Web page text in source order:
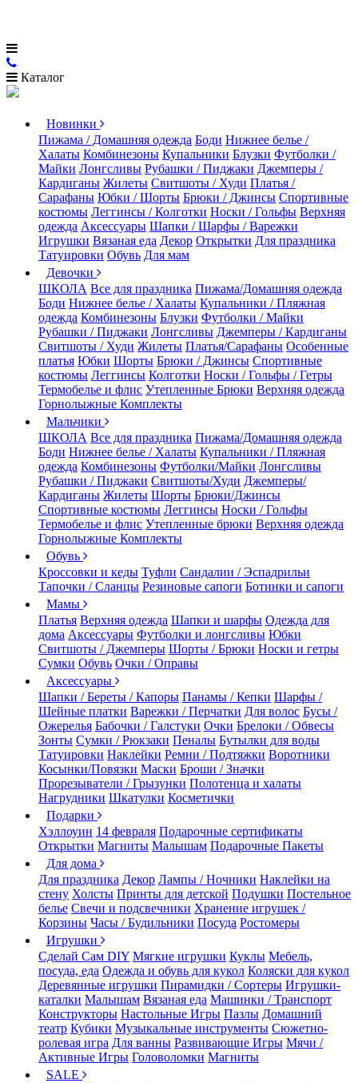
Каталог
Новинки
Пижама / Домашняя одежда Боди Нижнее белье /
Халаты Комбинезоны Купальники Блузки Футболки /
Майки Лонгсливы Рубашки / Пиджаки Джемперы /
Кардиганы Жилеты Свитшоты / Худи Платья /
Сарафаны Юбки / Шорты Брюки / Джинсы Спортивные
костюмы Леггинсы / Колготки Носки / Гольфы Верхняя
одежда Аксессуары Шапки / Шарфы / Варежки
Игрушки Вязаная еда Декор Открытки Для праздника
Татуировки Обувь Для мам
Девочки
ШКОЛА Все для праздника Пижама/Домашняя одежда
Боди Нижнее белье / Халаты Купальники / Пляжная
одежда Комбинезоны Блузки Футболки / Майки
Рубашки / Пиджаки Лонгсливы Джемперы / Кардиганы
Свитшоты / Худи Жилеты Платья/Сарафаны Особенные
платья Юбки Шорты Брюки / Джинсы Спортивные
костюмы Леггинсы Колготки Носки / Гольфы / Гетры
Термобелье и флис Утепленные Брюки Верхняя одежда
Горнолыжные Комплекты
Мальчики
ШКОЛА Все для праздника Пижама/Домашняя одежда
Боди Нижнее белье / Халаты Купальники / Пляжная
одежда Комбинезоны Футболки/Майки Лонгсливы
Рубашки / Пиджаки Свитшоты/Худи Джемперы/
Кардиганы Жилеты Шорты Брюки/Джинсы
Спортивные костюмы Леггинсы Носки / Гольфы
Термобелье и флис Утепленные брюки Верхняя одежда
Горнолыжные Комплекты
Обувь
Кроссовки и кеды Туфли Сандалии / Эспадрильи
Тапочки / Сланцы Резиновые сапоги Ботинки и сапоги
Мамы
Платья Верхняя одежда Шапки и шарфы Одежда для
дома Аксессуары Футболки и лонгсливы Юбки
Свитшоты / Джемперы Шорты / Брюки Носки и гетры
Сумки Обувь Очки / Оправы
Аксессуары
Шапки / Береты / Капоры Панамы / Кепки Шарфы /
Шейные платки Варежки / Перчатки Для волос Бусы /
Ожерелья Бабочки / Галстуки Очки Брелоки / Обвесы
Зонты Сумки / Рюкзаки Пеналы Бутылки для воды
Татуировки Наклейки Ремни / Подтяжки Воротники
Косынки/Повязки Маски Броши / Значки
Прорезыватели / Грызунки Полотенца и халаты
Нагрудники Шкатулки Косметички
Подарки
Хэллоуин 14 февраля Подарочные сертификаты
Открытки Магниты Малышам Подарочные Пакеты
Для дома
Для праздника Декор Лампы / Ночники Наклейки на
стену Холсты Принты для детской Подушки Постельное
белье Свечи и подсвечники Хранение игрушек /
Корзины Часы / Будильники Посуда Ростомеры
Игрушки
Сделай Сам DIY Мягкие игрушки Куклы Мебель,
посуда, еда Одежда и обувь для кукол Коляски для кукол
Деревянные игрушки Пирамидки / Сортеры Игрушки-
каталки Малышам Вязаная еда Машинки / Транспорт
Конструкторы Настольные Игры Пазлы Домашний
театр Кубики Музыкальные инструменты Сюжетно-
ролевая игра Для ванны Развивающие Игры Мячи /
Активные Игры Головоломки Магниты
SALE